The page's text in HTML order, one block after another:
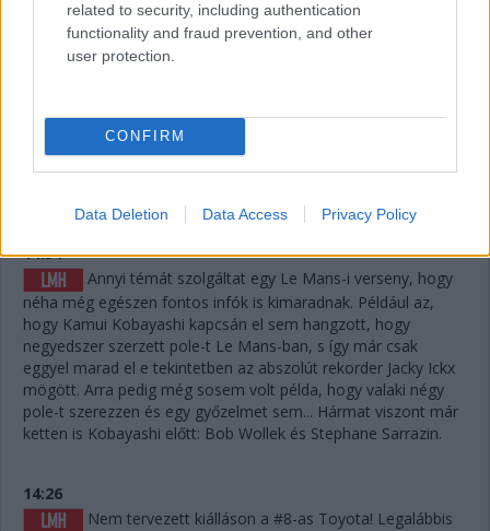
related to security, including authentication
functionality and fraud prevention, and other
user protection.
CONFIRM
Data Deletion Data Access Privacy Policy
győzelmet.
be oda is, a papíron legerősebb versenyző. Keatingnek voltak
jó pillanatai a TF-ben, de sokat veszített, így Fragától
emberfeletti teljesítmény mellett némi szerencse is kellene a
14:34
Annyi témát szolgáltat egy Le Mans-i verseny, hogy
néha még egészen fontos infók is kimaradnak. Például az,
hogy Kamui Kobayashi kapcsán el sem hangzott, hogy
negyedszer szerzett pole-t Le Mans-ban, s így már csak
eggyel marad el e tekintetben az abszolút rekorder Jacky Ickx
mögött. Arra pedig még sosem volt példa, hogy valaki négy
pole-t szerezzen és egy győzelmet sem... Hármat viszont már
ketten is Kobayashi előtt: Bob Wollek és Stephane Sarrazin.
14:26
Nem tervezett kiálláson a #8-as Toyota! Legalábbis